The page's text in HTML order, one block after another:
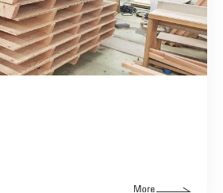
建築サポート
大型パネル事業
ソーラー